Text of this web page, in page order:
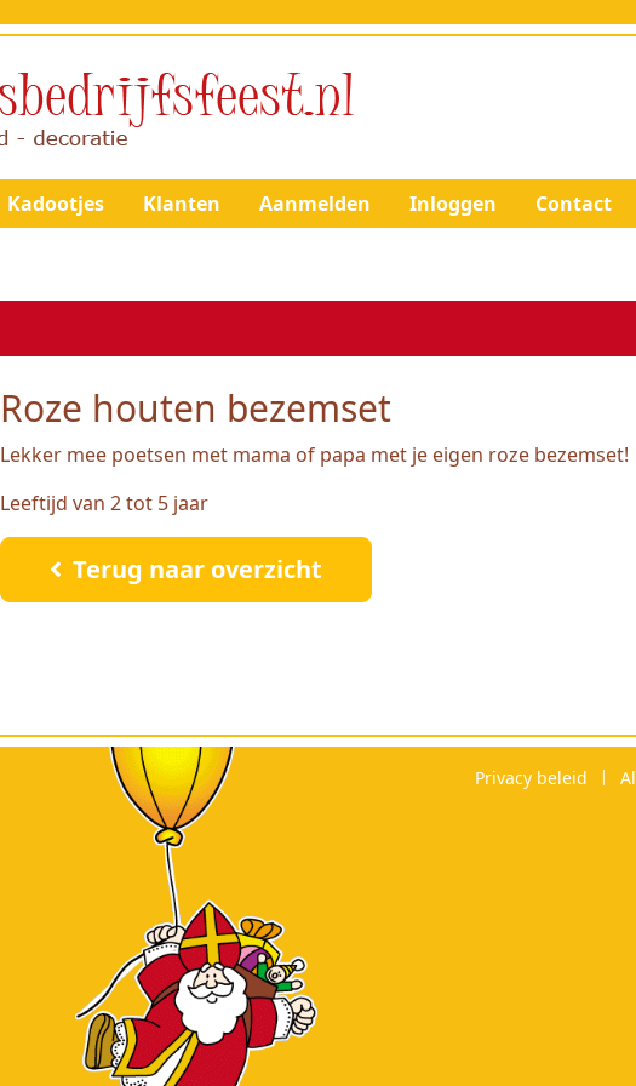
Kadootjes Klanten Aanmelden Inloggen Contact
Roze houten bezemset
Lekker mee poetsen met mama of papa met je eigen roze bezemset!
Leeftijd van 2 tot 5 jaar
Terug naar overzicht
Privacy beleid